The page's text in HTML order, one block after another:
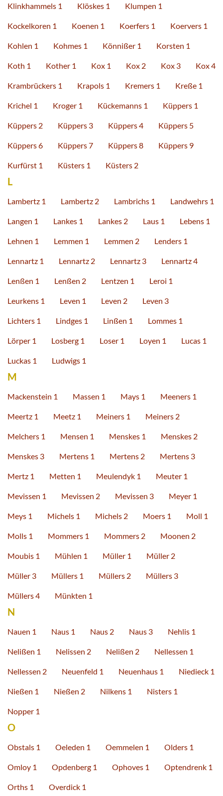
Klinkhammels 1 Klöskes 1 Klumpen 1
Kockelkoren 1 Koenen 1 Koerfers 1 Koervers 1
Kohlen 1 Kohmes 1 Könnißer 1 Korsten 1
Koth 1 Kother 1 Kox 1 Kox 2 Kox 3 Kox 4
Krambrückers 1 Krapols 1 Kremers 1 Kreße 1
Krichel 1 Kroger 1 Kückemanns 1 Küppers 1
Küppers 2 Küppers 3 Küppers 4 Küppers 5
Küppers 6 Küppers 7 Küppers 8 Küppers 9
Kurfürst 1 Küsters 1 Küsters 2
L
Lambertz 1 Lambertz 2 Lambrichs 1 Landwehrs 1
Langen 1 Lankes 1 Lankes 2 Laus 1 Lebens 1
Lehnen 1 Lemmen 1 Lemmen 2 Lenders 1
Lennartz 1 Lennartz 2 Lennartz 3 Lennartz 4
Lenßen 1 Lenßen 2 Lentzen 1 Leroi 1
Leurkens 1 Leven 1 Leven 2 Leven 3
Lichters 1 Lindges 1 Linßen 1 Lommes 1
Lörper 1 Losberg 1 Loser 1 Loyen 1 Lucas 1
Luckas 1 Ludwigs 1
M
Mackenstein 1 Massen 1 Mays 1 Meeners 1
Meertz 1 Meetz 1 Meiners 1 Meiners 2
Melchers 1 Mensen 1 Menskes 1 Menskes 2
Menskes 3 Mertens 1 Mertens 2 Mertens 3
Mertz 1 Metten 1 Meulendyk 1 Meuter 1
Mevissen 1 Mevissen 2 Mevissen 3 Meyer 1
Meys 1 Michels 1 Michels 2 Moers 1 Moll 1
Molls 1 Mommers 1 Mommers 2 Moonen 2
Moubis 1 Mühlen 1 Müller 1 Müller 2
Müller 3 Müllers 1 Müllers 2 Müllers 3
Müllers 4 Münkten 1
N
Nauen 1 Naus 1 Naus 2 Naus 3 Nehlis 1
Nelißen 1 Nelissen 2 Nelißen 2 Nellessen 1
Nellessen 2 Neuenfeld 1 Neuenhaus 1 Niedieck 1
Nießen 1 Nießen 2 Nilkens 1 Nisters 1
Nopper 1
O
Obstals 1 Oeleden 1 Oemmelen 1 Olders 1
Omloy 1 Opdenberg 1 Ophoves 1 Optendrenk 1
Orths 1 Overdick 1